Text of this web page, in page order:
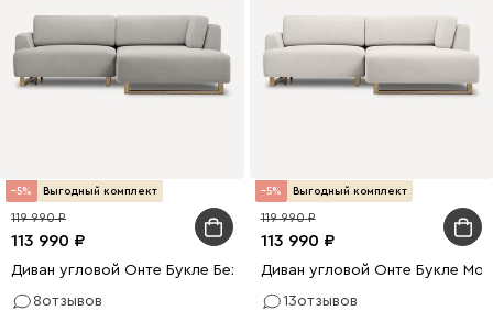
5 Выгодный комплект
113 990
119 990
Диван угловой Онте Букле Бежевый
8отзывов
5 Выгодный комплект
113 990
119 990
Диван угловой Онте Букле
13отзывов